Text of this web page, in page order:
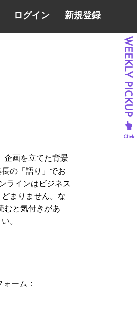
ログイン 新規登録
企画を立てた背景
の「語り」でお
ラインはビジネス
まりません。な
むと気付きがあ
。
ーム：